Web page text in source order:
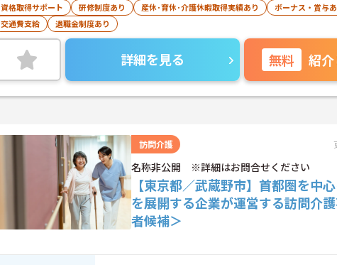
資格取得サポート
研修制度あり 産休･育休･介護休暇取得実績あり ボーナス・賞与
交通費支給
退職金制度あり
詳細を見る 無料 紹介
訪問介護
名称非公開 ※詳細はお問合せください
【東京都／武蔵野市】首都圏を中
を展開する企業が運営する訪問介
者候補＞